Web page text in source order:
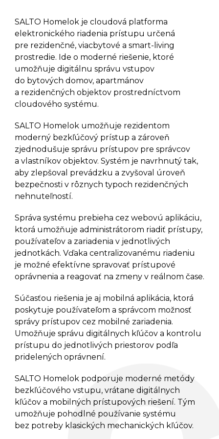
Elektronické Zámky DANALOCK
V3
Elektronické Zámky DANAPAD
V3
Elektronické Zámky
DANABRIDGE V3
Elektronické Zámky DANALOCK
UNIVERSAL MODULE V3
Príslušenstvo DANALOCK EURO
Príslušenstvo DANALOCK
VLOŽKA
GANTNER
Batériové Skrinkové Zámky
GANTNER ECO LOCK
GANTNER SIDE LOCK
Batériové Skrinkové Zámky
GANTNER GL7p
Káblové Sieťové Zámky
GANTNER NET LOCK
Káblové Sieťové Zámky
GANTNER SMART LOCK
Infoterminály GANTNER GR7
Samoobslužné Terminály
GANTNER GWD7
Samoobslužné Termionály
GANTNER G7 RETURN
Samoobslužné Termionály
GANTNER G7 CARD DISPENSER
Pristupové Terminály GANTNER
SMART HUB TERMINÁL
SLUŽBY
SALTO Homelok je cloudová platforma
elektronického riadenia prístupu určená
pre rezidenčné, viacbytové a smart-living
prostredie. Ide o moderné riešenie, ktoré
umožňuje digitálnu správu vstupov
do bytových domov, apartmánov
a rezidenčných objektov prostredníctvom
cloudového systému.
SALTO Homelok umožňuje rezidentom
moderný bezkľúčový prístup a zároveň
zjednodušuje správu prístupov pre správcov
a vlastníkov objektov. Systém je navrhnutý tak,
aby zlepšoval prevádzku a zvyšoval úroveň
bezpečnosti v rôznych typoch rezidenčných
nehnuteľností.
Správa systému prebieha cez webovú aplikáciu,
ktorá umožňuje administrátorom riadiť prístupy,
používateľov a zariadenia v jednotlivých
jednotkách. Vďaka centralizovanému riadeniu
je možné efektívne spravovať prístupové
oprávnenia a reagovať na zmeny v reálnom čase.
Súčasťou riešenia je aj mobilná aplikácia, ktorá
poskytuje používateľom a správcom možnosť
správy prístupov cez mobilné zariadenia.
Umožňuje správu digitálnych kľúčov a kontrolu
prístupu do jednotlivých priestorov podľa
pridelených oprávnení.
SALTO Homelok podporuje moderné metódy
bezkľúčového vstupu, vrátane digitálnych
kľúčov a mobilných prístupových riešení. Tým
umožňuje pohodlné používanie systému
bez potreby klasických mechanických kľúčov.